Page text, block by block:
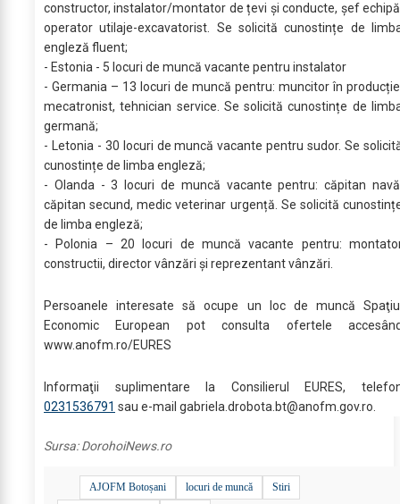
constructor, instalator/montator de țevi și conducte, șef
operator utilaje-excavatorist. Se solicită cunostințe de
engleză fluent;
- Estonia - 5 locuri de muncă vacante pentru instalator
- Germania – 13 locuri de muncă pentru: muncitor în
mecatronist, tehnician service. Se solicită cunostințe de
germană;
- Letonia - 30 locuri de muncă vacante pentru sudor. Se
cunostințe de limba engleză;
- Olanda - 3 locuri de muncă vacante pentru: căpitan
căpitan secund, medic veterinar urgență. Se solicită
de limba engleză;
- Polonia – 20 locuri de muncă vacante pentru:
constructii, director vânzări și reprezentant vânzări.
Persoanele interesate să ocupe un loc de muncă
Economic European pot consulta ofertele
www.anofm.ro/EURES
Informaţii suplimentare la Consilierul EURES,
0231536791 sau e-mail gabriela.drobota.bt@anofm.gov.ro
Sursa:DorohoiNews.ro
AJOFM Botoșani locuri de muncă
Stiri